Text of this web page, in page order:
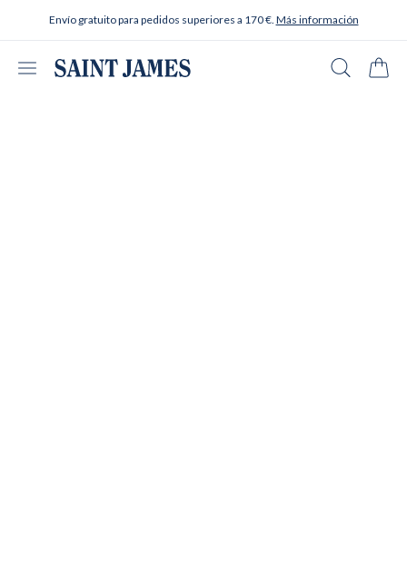
Envío gratuito para pedidos superiores a 170 €. Más información
Abrir menú